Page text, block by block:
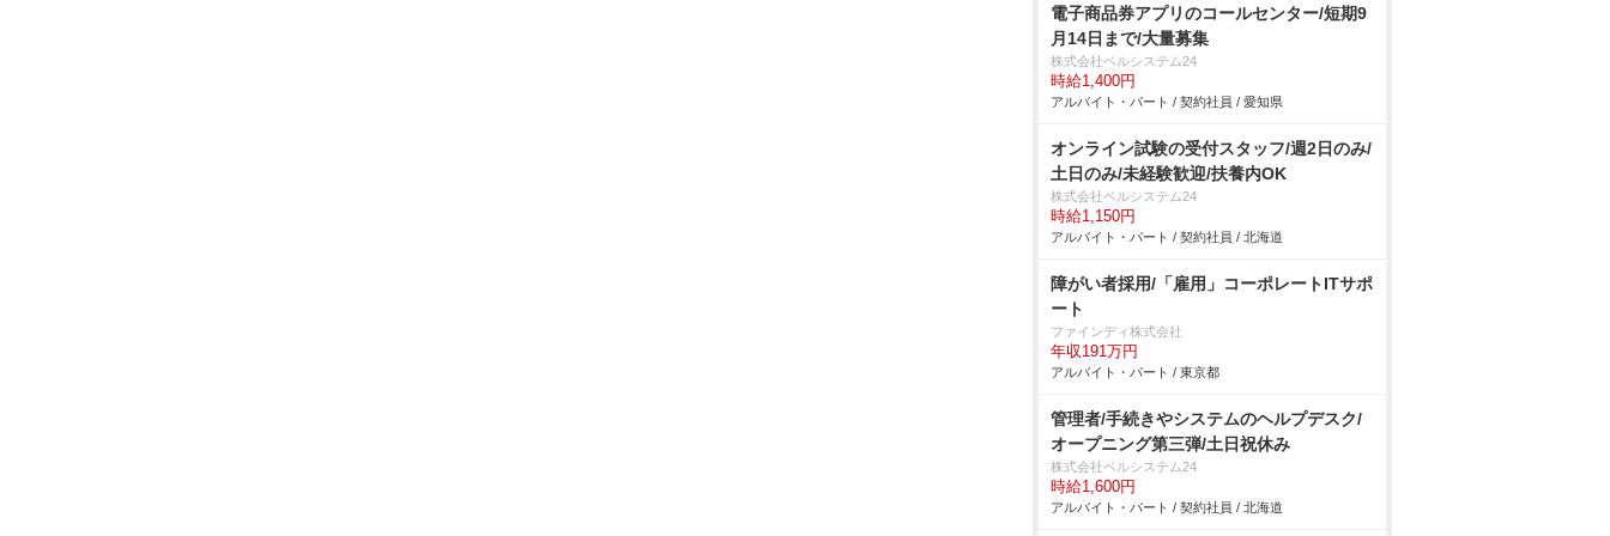
電子商品券アプリのコールセンター/短期9
月14日まで/大量募集
株式会社ベルシステム24
時給1,400円
アルバイト・パート / 契約社員 / 愛知県
オンライン試験の受付スタッフ/週2日のみ/
土日のみ/未経験歓迎/扶養内OK
株式会社ベルシステム24
時給1,150円
アルバイト・パート / 契約社員 / 北海道
障がい者採用/「雇用」コーポレートITサポ
ート
ファインディ株式会社
年収191万円
アルバイト・パート / 東京都
管理者/手続きやシステムのヘルプデスク/
オープニング第三弾/土日祝休み
株式会社ベルシステム24
時給1,600円
アルバイト・パート / 契約社員 / 北海道